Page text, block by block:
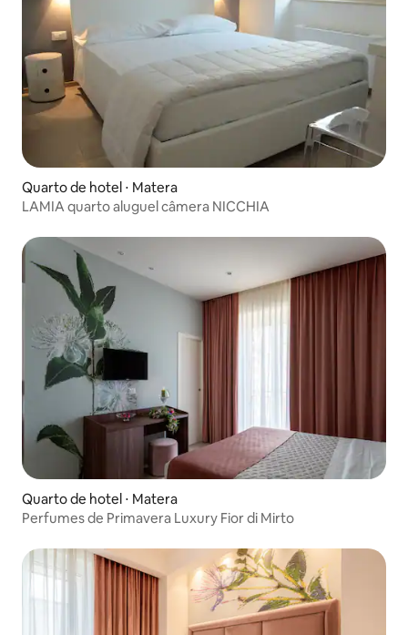
Quarto de hotel ⋅ Matera
LAMIA quarto aluguel câmera NICCHIA
Quarto de hotel ⋅ Matera
Perfumes de Primavera Luxury Fior di Mirto